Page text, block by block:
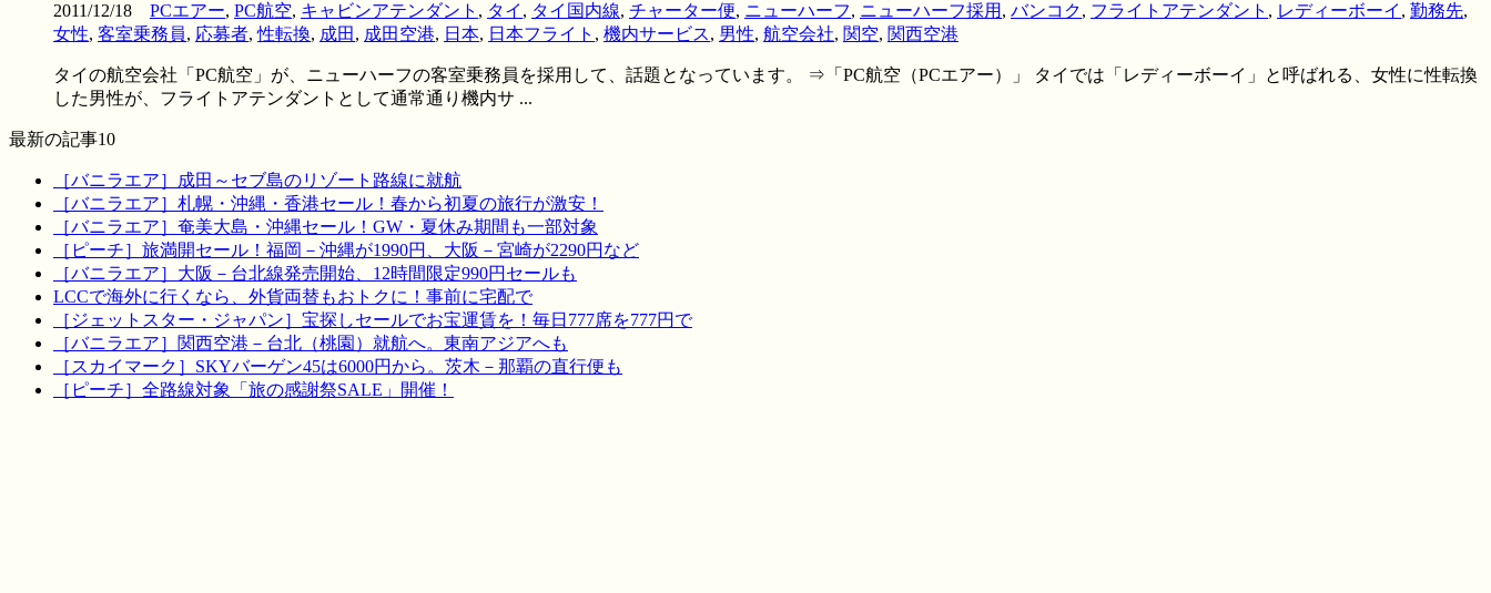
2011/12/18 PCエアー, PC航空, キャビンアテンダント , タイ , タイ国内線, チャーター便, ニューハーフ, ニューハーフ採用 , バンコク, フライトアテンダント , レディーボーイ , 勤務先,
女性, 客室乗務員, 応募者,性転換, 成田 , 成田空港, 日本, 日本フライト , 機内サービス, 男性, 航空会社, 関空, 関西空港
タイの航空会社「PC航空」が、ニューハーフの客室乗務員を採用して、話題となっています。 ⇒「PC航空（PCエアー）」 タイでは「レディーボーイ」と呼ばれる、女性に性転換
した男性が、フライトアテンダントとして通常通り機内サ ...
最新の記事10
［バニラエア］成田～セブ島のリゾート路線に就航
［バニラエア］札幌・沖縄・香港セール！春から初夏の旅行が激安！
［バニラエア］奄美大島・沖縄セール！GW・夏休み期間も一部対象
［ピーチ］旅満開セール！福岡－沖縄が1990円、大阪－宮崎が2290円など
［バニラエア］大阪－台北線発売開始、12時間限定990円セールも
LCCで海外に行くなら、外貨両替もおトクに！事前に宅配で
［ジェットスター・ジャパン］宝探しセールでお宝運賃を！毎日777席を777円で
［バニラエア］関西空港－台北（桃園）就航へ。東南アジアへも
［スカイマーク］SKYバーゲン45は6000円から。茨木－那覇の直行便も
［ピーチ］全路線対象「旅の感謝祭SALE」開催！